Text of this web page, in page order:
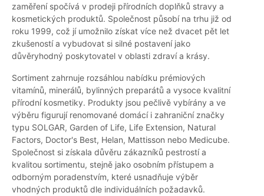
zaměření spočívá v prodeji přírodních doplňků stravy a
kosmetických produktů. Společnost působí na trhu již od
roku 1999, což jí umožnilo získat více než dvacet pět let
zkušeností a vybudovat si silné postavení jako
důvěryhodný poskytovatel v oblasti zdraví a krásy.
Sortiment zahrnuje rozsáhlou nabídku prémiových
vitamínů, minerálů, bylinných preparátů a vysoce kvalitní
přírodní kosmetiky. Produkty jsou pečlivě vybírány a ve
výběru figurují renomované domácí i zahraniční značky
typu SOLGAR, Garden of Life, Life Extension, Natural
Factors, Doctor's Best, Helan, Mattisson nebo Medicube.
Společnost si získala důvěru zákazníků pestrostí a
kvalitou sortimentu, stejně jako osobním přístupem a
odborným poradenstvím, které usnadňuje výběr
vhodných produktů dle individuálních požadavků.